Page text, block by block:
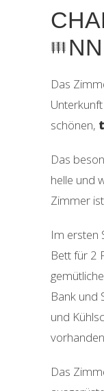
NN
Das
schönen,
Das
helle und
Zimmer ist
Im ersten
Bett für 2
Bank und
und
Das